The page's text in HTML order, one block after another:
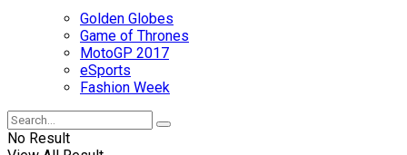
Golden Globes
Game of Thrones
MotoGP 2017
eSports
Fashion Week
No Result